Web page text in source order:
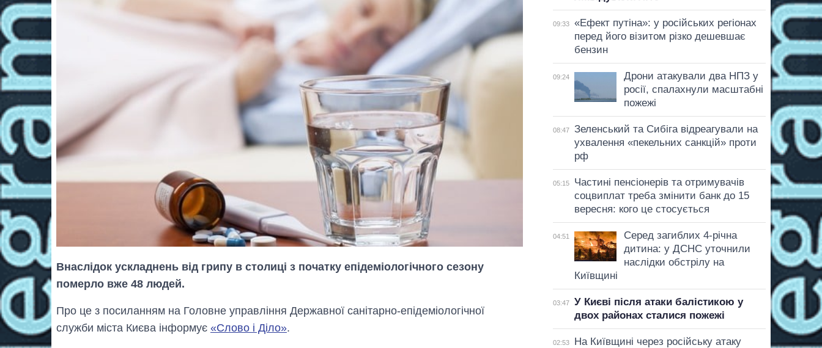
Внаслідок ускладнень від грипу в столиці з початку епідеміологічного сезону
померло вже 48 людей.
Про це з посиланням на Головне управління Державної санітарно-епідеміологічної
служби міста Києва інформує «Слово і Діло».
09:33
«Ефект путіна»: у російських регіонах
перед його візитом різко дешевшає
бензин
09:24
Дрони атакували два НПЗ у
росії, спалахнули масштабні
пожежі
08:47
Зеленський та Сибіга відреагували на
ухвалення «пекельних санкцій» проти
рф
05:15
Частині пенсіонерів та отримувачів
соцвиплат треба змінити банк до 15
вересня: кого це стосується
04:51
Серед загиблих 4-річна
дитина: у ДСНС уточнили
наслідки обстрілу на
Київщині
03:47
У Києві після атаки балістикою у
двох районах сталися пожежі
02:53
На Київщині через російську атаку